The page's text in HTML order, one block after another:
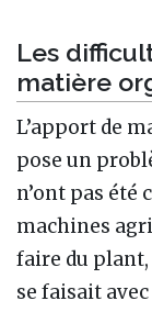
Les
matière
L’apport de
pose un
n’ont pas été
machines
faire du
se faisait avec